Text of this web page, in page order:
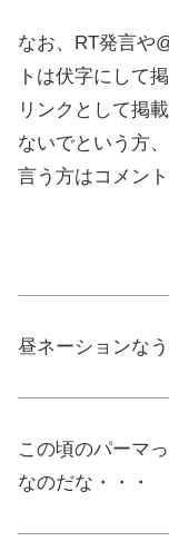
なお、RT発言や
トは伏字にして
リンクとして掲
ないでという方
言う方はコメン
昼ネーションなう
この頃のパーマ
なのだな・・・